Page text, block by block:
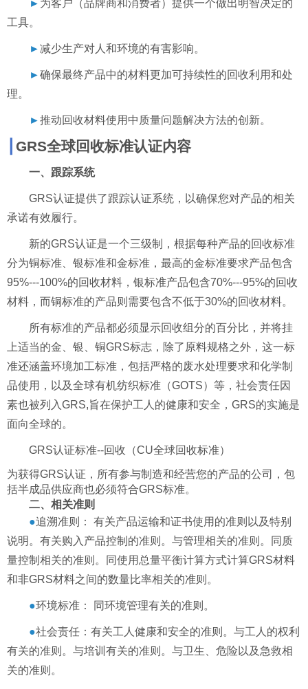
► 为客户（品牌商和消费者）提供一个做出明智决定的
工具。
►减少生产对人和环境的有害影响。
►确保最终产品中的材料更加可持续性的回收利用和处
理。
►推动回收材料使用中质量问题解决方法的创新。
GRS全球回收标准认证内容
一、跟踪系统
GRS认证提供了跟踪认证系统，以确保您对产品的相关
承诺有效履行。
新的GRS认证是一个三级制，根据每种产品的回收标准
分为铜标准、银标准和金标准，最高的金标准要求产品包含
95%---100%的回收材料，银标准产品包含70%---95%的回收
材料，而铜标准的产品则需要包含不低于30%的回收材料。
所有标准的产品都必须显示回收组分的百分比，并将挂
上适当的金、银、铜GRS标志，除了原料规格之外，这一标
准还涵盖环境加工标准，包括严格的废水处理要求和化学制
品使用，以及全球有机纺织标准（GOTS）等，社会责任因
素也被列入GRS,旨在保护工人的健康和安全， GRS的实施是
面向全球的。
GRS认证标准--回收（CU全球回收标准）
为获得GRS认证，所有参与制造和经营您的产品的公司，包
括半成品供应商也必须符合GRS标准。
二、相关准则
●追溯准则：
有关产品运输和证书使用的准则以及特别
说明。有关购入产品控制的准则。与管理相关的准则。同质
量控制相关的准则。同使用总量平衡计算方式计算GRS材料
和非GRS材料之间的数量比率相关的准则。
●环境标准： 同环境管理有关的准则。
●社会责任：有关工人健康和安全的准则。与工人的权利
有关的准则。与培训有关的准则。与卫生、危险以及急救相
关的准则。